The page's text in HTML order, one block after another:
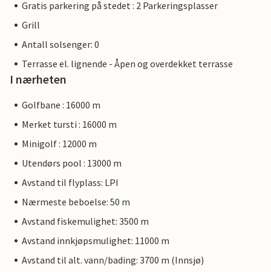
Gratis parkering på stedet : 2 Parkeringsplasser
Grill
Antall solsenger: 0
Terrasse el. lignende - Åpen og overdekket terrasse
I nærheten
Golfbane : 16000 m
Merket tursti : 16000 m
Minigolf : 12000 m
Utendørs pool : 13000 m
Avstand til flyplass: LPI
Nærmeste beboelse: 50 m
Avstand fiskemulighet: 3500 m
Avstand innkjøpsmulighet: 11000 m
Avstand til alt. vann/bading: 3700 m (Innsjø)